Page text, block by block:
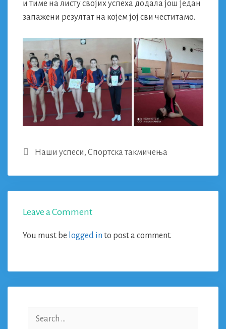
и тиме на листу својих успеха додала још један
запажени резултат на којем јој сви честитамо.
Categories
Наши успеси, Спортска такмичења
Leave a Comment
You must be logged in to post a comment.